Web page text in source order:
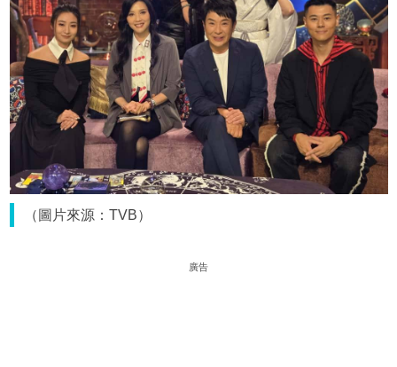
（圖片來源：TVB）
廣告